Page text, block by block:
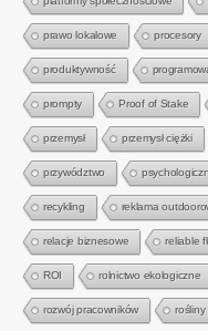
prawo lokalowe procesory
produktywność
prompty Proof of Stake
przemysł przemysł ciężki
przywództwo
recykling reklama
relacje biznesowe reliable
ROI rolnictwo ekologiczne
rozwój pracowników rośliny